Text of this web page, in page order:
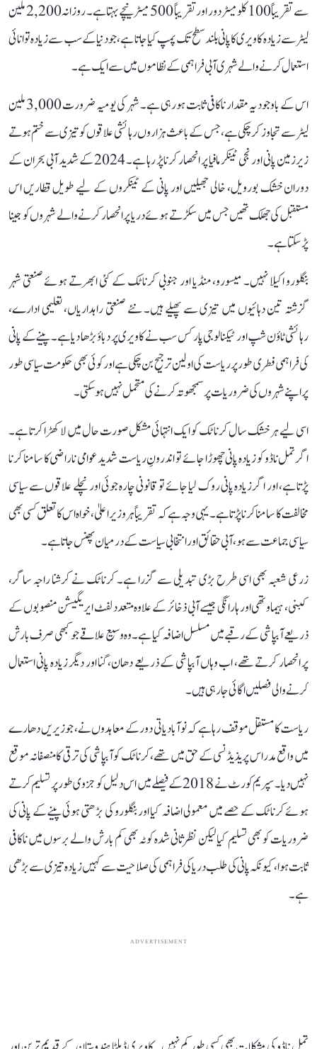
سے تقریباً 100 کلومیٹر دور اور تقریباً 500 میٹر نیچے بہتا ہے۔ روزانہ 2,200 ملین
لیٹر سے زیادہ کاویری کا پانی بلند سطح تک پمپ کیا جاتا ہے، جو دنیا کے سب سے زیادہ توانائی
استعمال کرنے والے شہری آبی فراہمی کے نظاموں میں سے ایک ہے۔
اس کے باوجود یہ مقدار ناکافی ثابت ہو رہی ہے۔ شہر کی یومیہ ضرورت 3,000 ملین
لیٹر سے تجاوز کر چکی ہے، جس کے باعث ہزاروں رہائشی علاقوں کو تیزی سے ختم ہوتے
زیرزمین پانی اور نجی ٹینکر مافیا پر انحصار کرنا پڑ رہا ہے۔ 2024 کے شدید آبی بحران کے
دوران خشک بورویل، خالی جھیلیں اور پانی کے ٹینکروں کے لیے طویل قطاریں اس
مستقبل کی جھلک تھیں جس میں سکڑتے ہوئے دریا پر انحصار کرنے والے شہروں کو جینا
پڑ سکتا ہے۔
بنگلورو اکیلا نہیں۔ میسورو، منڈیا اور جنوبی کرناٹک کے کئی ابھرتے ہوئے صنعتی شہر
گزشتہ تین دہائیوں میں تیزی سے پھیلے ہیں۔ نئے صنعتی راہداریاں، تعلیمی ادارے،
رہائشی ٹاؤن شپ اور ٹیکنالوجی پارکس سب نے کاویری پر دباؤ بڑھا دیا ہے۔ پینے کے پانی
کی فراہمی فطری طور پر ریاست کی اولین ترجیح بن چکی ہے اور کوئی بھی حکومت سیاسی طور
پر اپنے شہروں کی ضروریات پر سمجھوتہ کرنے کی متحمل نہیں ہو سکتی۔
اسی لیے ہر خشک سال کرناٹک کو ایک انتہائی مشکل صورت حال میں لا کھڑا کرتا ہے۔
اگر تمل ناڈو کو زیادہ پانی چھوڑا جائے تو اندرونِ ریاست شدید عوامی ناراضی کا سامنا کرنا
پڑتا ہے، اور اگر زیادہ پانی روک لیا جائے تو قانونی چارہ جوئی اور نچلے علاقوں سے سیاسی
مخالفت کا سامنا کرنا پڑتا ہے۔ یہی وجہ ہے کہ تقریباً ہر وزیر اعلیٰ، خواہ اس کا تعلق کسی بھی
سیاسی جماعت سے ہو، آبی حقائق اور انتخابی سیاست کے درمیان پھنس جاتا ہے۔
زرعی شعبہ بھی اسی طرح بڑی تبدیلی سے گزرا ہے۔ کرناٹک نے کرشنا راجہ ساگر،
کبنی، ہیماوتھی اور ہارانگی جیسے آبی ذخائر کے علاوہ متعدد لفٹ ایریگیشن منصوبوں کے
ذریعے آبپاشی کے رقبے میں مسلسل اضافہ کیا ہے۔ وہ وسیع علاقے جو کبھی صرف بارش
پر انحصار کرتے تھے، اب وہاں آبپاشی کے ذریعے دھان، گنا اور دیگر زیادہ پانی استعمال
کرنے والی فصلیں اگائی جا رہی ہیں۔
ریاست کا مستقل موقف رہا ہے کہ نوآبادیاتی دور کے معاہدوں نے، جو زیریں دھارے
میں واقع مدراس پریذیڈنسی کے حق میں تھے، کرناٹک کو آبپاشی کی ترقی کا منصفانہ موقع
نہیں دیا۔ سپریم کورٹ نے 2018 کے فیصلے میں اس دلیل کو جزوی طور پر تسلیم کرتے
ہوئے کرناٹک کے حصے میں معمولی اضافہ کیا اور بنگلورو کی بڑھتی ہوئی پینے کے پانی کی
ضروریات کو بھی تسلیم کیا لیکن نظرثانی شدہ کوٹہ بھی کم بارش والے برسوں میں ناکافی
ثابت ہوا، کیونکہ پانی کی طلب دریا کی فراہمی کی صلاحیت سے کہیں زیادہ تیزی سے بڑھی
ہے۔
ADVERTISEMENT